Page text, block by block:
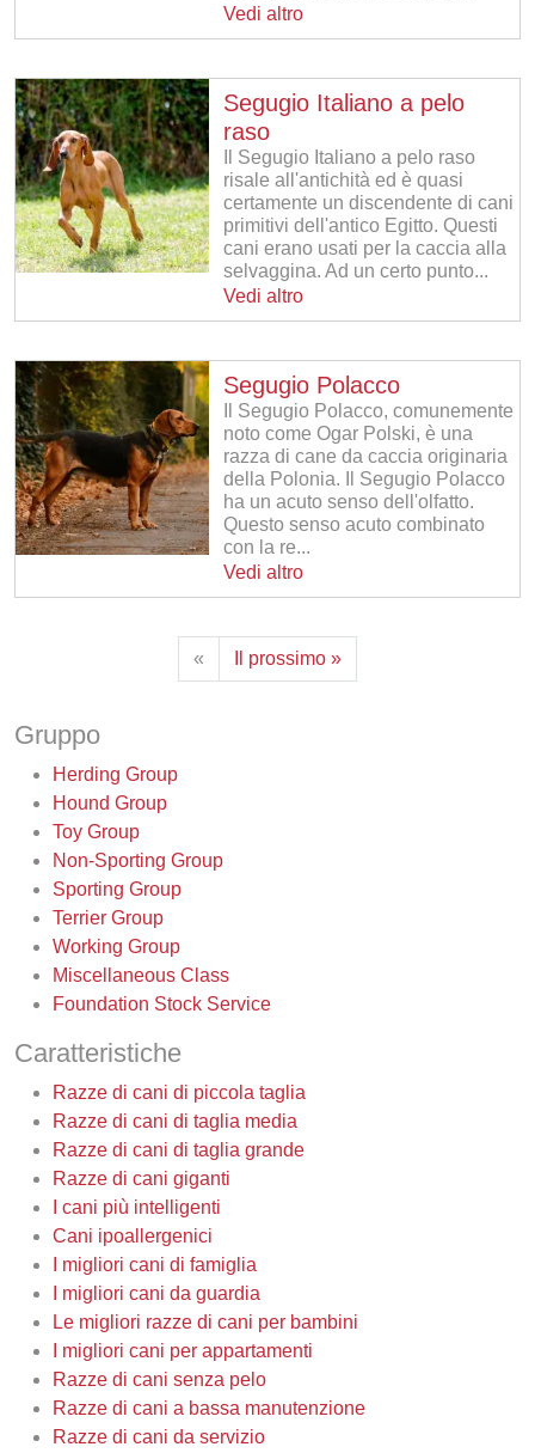
Vedi altro
Segugio Italiano a pelo
raso
Il Segugio Italiano a pelo raso
risale all'antichità ed è quasi
certamente un discendente di cani
primitivi dell'antico Egitto. Questi
cani erano usati per la caccia alla
selvaggina. Ad un certo punto...
Vedi altro
Segugio Polacco
Il Segugio Polacco, comunemente
noto come Ogar Polski, è una
razza di cane da caccia originaria
della Polonia. Il Segugio Polacco
ha un acuto senso dell'olfatto.
Questo senso acuto combinato
con la re...
Vedi altro
« Il prossimo »
Gruppo
Herding Group
Hound Group
Toy Group
Non-Sporting Group
Sporting Group
Terrier Group
Working Group
Miscellaneous Class
Foundation Stock Service
Caratteristiche
Razze di cani di piccola taglia
Razze di cani di taglia media
Razze di cani di taglia grande
Razze di cani giganti
I cani più intelligenti
Cani ipoallergenici
I migliori cani di famiglia
I migliori cani da guardia
Le migliori razze di cani per bambini
I migliori cani per appartamenti
Razze di cani senza pelo
Razze di cani a bassa manutenzione
Razze di cani da servizio